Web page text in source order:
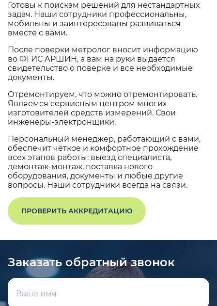
Готовы к поискам решений для нестандартных
задач. Наши сотрудники профессиональны,
мобильны и заинтересованы развиваться
вместе с вами.
После поверки метролог вносит информацию
во ФГИС АРШИН, а вам на руки выдается
свидетельство о поверке и все необходимые
документы.
Отремонтируем, что можно отремонтировать.
Являемся сервисным центром многих
изготовителей средств измерений. Свои
инженеры-электронщики.
Персональный менеджер, работающий с вами,
обеспечит чёткое и комфортное прохождение
всех этапов работы: выезд специалиста,
демонтаж-монтаж, поставка нового
оборудования, документы и любые другие
вопросы. Наши сотрудники всегда на связи.
ПРОВЕРИТЬ АККРЕДИТАЦИЮ
Заказать обратный звонок